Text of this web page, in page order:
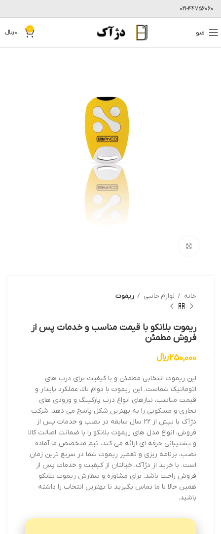
021-44756060
منو 0
0﷼
خانه لوازم جانبی ریموت
ریموت بلانکو با قیمت مناسب و خدمات پس از
فروش مطمئن
250,000﷼
این ریموت انتخابی مطمئن و با کیفیت برای درب های
اتوماتیک شماست. این ریموت با دوام بالا، عملکرد پایدار و
قیمت مناسب، نیازهای انواع درب پارکینگ و ورودی های
تجاری و مسکونی را به بهترین شکل پاسخ می دهد. شرکت
دژآک با بیش از 22 سال سابقه در نصب و خدمات پس از
فروش، انواع مدل های ریموت بلانکو را با ضمانت اصالت کالا
و پشتیبانی حرفه ای ارائه می کند. تیم متخصص ما آماده
نصب، برنامه ریزی و تعمیر ریموت شما در سریع ترین زمان
است. با خرید از دژآک، خیالتان از کیفیت و خدمات پس از
فروش راحت باشد. برای مشاوره و سفارش ریموت بلانکو
همین حالا با ما تماس بگیرید تا بهترین انتخاب را داشته
باشید.